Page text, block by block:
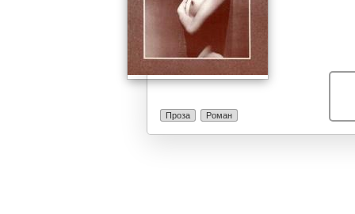
Проза Роман